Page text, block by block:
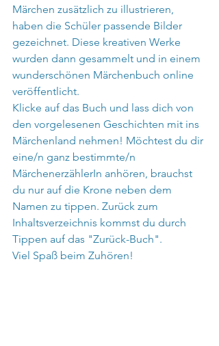
Märchen zusätzlich zu illustrieren,
haben die Schüler passende Bilder
gezeichnet. Diese kreativen Werke
wurden dann gesammelt und in einem
wunderschönen Märchenbuch online
veröffentlicht.
Klicke auf das Buch und lass dich von
den vorgelesenen Geschichten mit ins
Märchenland nehmen! Möchtest du dir
eine/n ganz bestimmte/n
MärchenerzählerIn anhören, brauchst
du nur auf die Krone neben dem
Namen zu tippen. Zurück zum
Inhaltsverzeichnis kommst du durch
Tippen auf das "Zurück-Buch".
Viel Spaß beim Zuhören!